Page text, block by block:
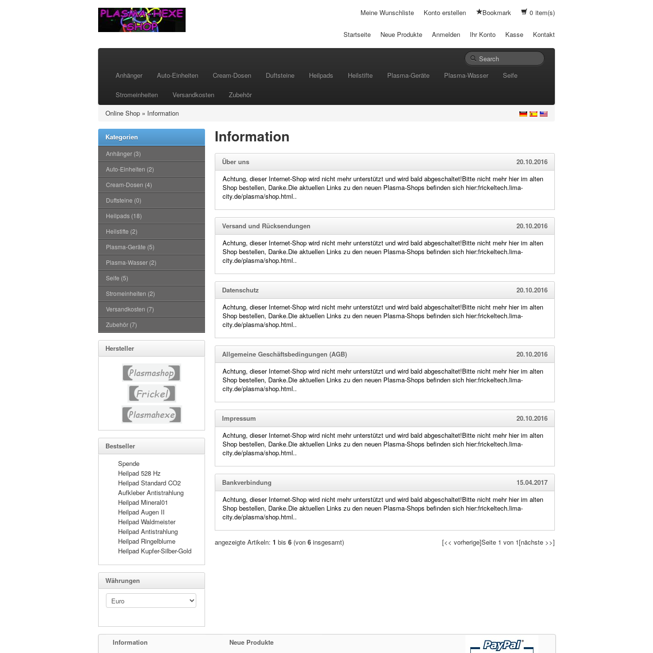
Meine Wunschliste Konto erstellen Bookmark 0 item(s)
Startseite Neue Produkte Anmelden Ihr Konto Kasse Kontakt
Anhänger Auto-Einheiten Cream-Dosen Duftsteine Heilpads Heilstifte Plasma-Geräte Plasma-Wasser Seife
Stromeinheiten Versandkosten
Zubehör
Online Shop » Information
Kategorien
Anhänger (3)
Auto-Einheiten (2)
Cream-Dosen (4)
Duftsteine (0)
Heilpads (18)
Heilstifte (2)
Plasma-Geräte (5)
Plasma-Wasser (2)
Seife (5)
Stromeinheiten (2)
Versandkosten (7)
Zubehör (7)
Hersteller
Bestseller
Spende
Heilpad 528 Hz
Heilpad Standard CO2
Aufkleber Antistrahlung
Heilpad Mineral01
Heilpad Augen II
Heilpad Waldmeister
Heilpad Antistrahlung
Heilpad Ringelblume
Heilpad Kupfer-Silber-Gold
Währungen
Information
20.10.2016
Über uns
Achtung, dieser Internet-Shop wird nicht mehr unterstützt und wird bald abgeschaltet!Bitte nicht mehr hier im alten
Shop bestellen, Danke.Die aktuellen Links zu den neuen Plasma-Shops befinden sich hier:frickeltech.lima-
city.de/plasma/shop.html..
20.10.2016
Versand und Rücksendungen
Achtung, dieser Internet-Shop wird nicht mehr unterstützt und wird bald abgeschaltet!Bitte nicht mehr hier im alten
Shop bestellen, Danke.Die aktuellen Links zu den neuen Plasma-Shops befinden sich hier:frickeltech.lima-
city.de/plasma/shop.html..
20.10.2016
Datenschutz
Achtung, dieser Internet-Shop wird nicht mehr unterstützt und wird bald abgeschaltet!Bitte nicht mehr hier im alten
Shop bestellen, Danke.Die aktuellen Links zu den neuen Plasma-Shops befinden sich hier:frickeltech.lima-
city.de/plasma/shop.html..
20.10.2016
Allgemeine Geschäftsbedingungen (AGB)
Achtung, dieser Internet-Shop wird nicht mehr unterstützt und wird bald abgeschaltet!Bitte nicht mehr hier im alten
Shop bestellen, Danke.Die aktuellen Links zu den neuen Plasma-Shops befinden sich hier:frickeltech.lima-
city.de/plasma/shop.html..
20.10.2016
Impressum
Achtung, dieser Internet-Shop wird nicht mehr unterstützt und wird bald abgeschaltet!Bitte nicht mehr hier im alten
Shop bestellen, Danke.Die aktuellen Links zu den neuen Plasma-Shops befinden sich hier:frickeltech.lima-
city.de/plasma/shop.html..
15.04.2017
Bankverbindung
Achtung, dieser Internet-Shop wird nicht mehr unterstützt und wird bald abgeschaltet!Bitte nicht mehr hier im alten
Shop bestellen, Danke.Die aktuellen Links zu den neuen Plasma-Shops befinden sich hier:frickeltech.lima-
city.de/plasma/shop.html..
[<< vorherige]Seite 1 von 1[nächste >>]
angezeigte Artikeln: 1 bis 6 (von 6 insgesamt)
Information Neue Produkte